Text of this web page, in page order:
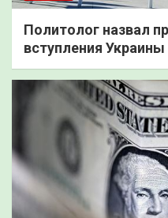
Политолог назвал
вступления